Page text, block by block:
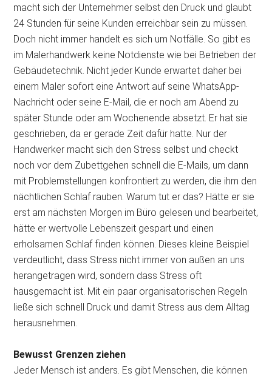
macht sich der Unternehmer selbst den Druck und glaubt
24 Stunden für seine Kunden erreichbar sein zu müssen.
Doch nicht immer handelt es sich um Notfälle. So gibt es
im Malerhandwerk keine Notdienste wie bei Betrieben der
Gebäudetechnik. Nicht jeder Kunde erwartet daher bei
einem Maler sofort eine Antwort auf seine WhatsApp-
Nachricht oder seine E-Mail, die er noch am Abend zu
später Stunde oder am Wochenende absetzt. Er hat sie
geschrieben, da er gerade Zeit dafür hatte. Nur der
Handwerker macht sich den Stress selbst und checkt
noch vor dem Zubettgehen schnell die E-Mails, um dann
mit Problemstellungen konfrontiert zu werden, die ihm den
nächtlichen Schlaf rauben. Warum tut er das? Hätte er sie
erst am nächsten Morgen im Büro gelesen und bearbeitet,
hätte er wertvolle Lebenszeit gespart und einen
erholsamen Schlaf finden können. Dieses kleine Beispiel
verdeutlicht, dass Stress nicht immer von außen an uns
herangetragen wird, sondern dass Stress oft
hausgemacht ist. Mit ein paar organisatorischen Regeln
ließe sich schnell Druck und damit Stress aus dem Alltag
herausnehmen.
Bewusst Grenzen ziehen
Jeder Mensch ist anders. Es gibt Menschen, die können